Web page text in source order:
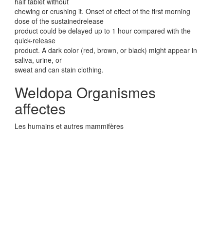
chewing or crushing it. Onset of effect of the first morning
dose of the sustainedrelease
product could be delayed up to 1 hour compared with the
quick-release
product. A dark color (red, brown, or black) might appear in
saliva, urine, or
sweat and can stain clothing.
Weldopa Organismes
affectes
Les humains et autres mammifères